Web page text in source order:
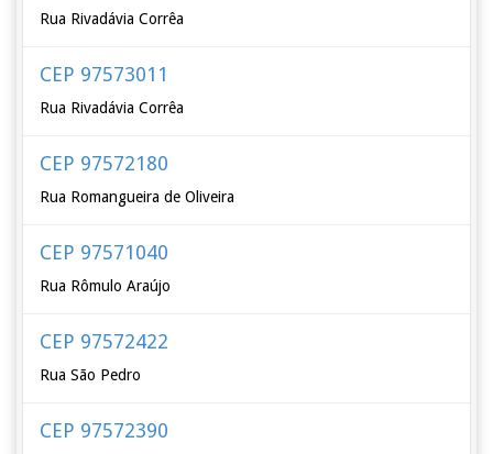
Rua Rivadávia Corrêa
CEP 97573011
Rua Rivadávia Corrêa
CEP 97572180
Rua Romangueira de Oliveira
CEP 97571040
Rua Rômulo Araújo
CEP 97572422
Rua São Pedro
CEP 97572390